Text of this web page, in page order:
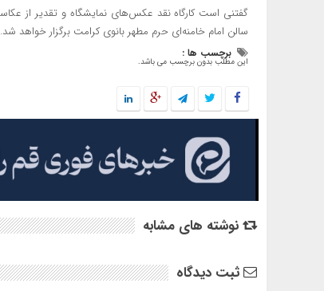
سالن امام خامنه‌ای حرم مطهر بانوی کرامت برگزار خواهد شد.
برچسب ها :
این مطلب بدون برچسب می باشد.
نوشته های مشابه
ثبت دیدگاه